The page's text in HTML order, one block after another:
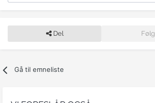
Del
Gå til emneliste